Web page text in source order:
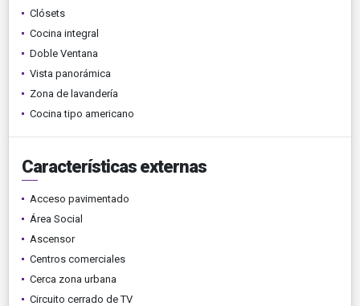
Clósets
Cocina integral
Doble Ventana
Vista panorámica
Zona de lavandería
Cocina tipo americano
Características externas
Acceso pavimentado
Área Social
Ascensor
Centros comerciales
Cerca zona urbana
Circuito cerrado de TV